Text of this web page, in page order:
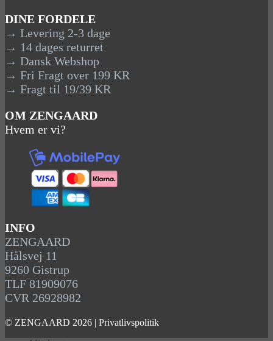
DINE FORDELE
→ Levering 2-3 dage
→ 14 dages returret
→ Dansk Webshop
→ Fri Fragt over 199 KR
→ Fragt til 19/39 KR
OM ZENGAARD
Hvem er vi?
INFO
ZENGAARD
Hålsvej 11
9260 Gistrup
TLF 81909076
CVR 26928982
© ZENGAARD 2026 | Privatlivspolitik